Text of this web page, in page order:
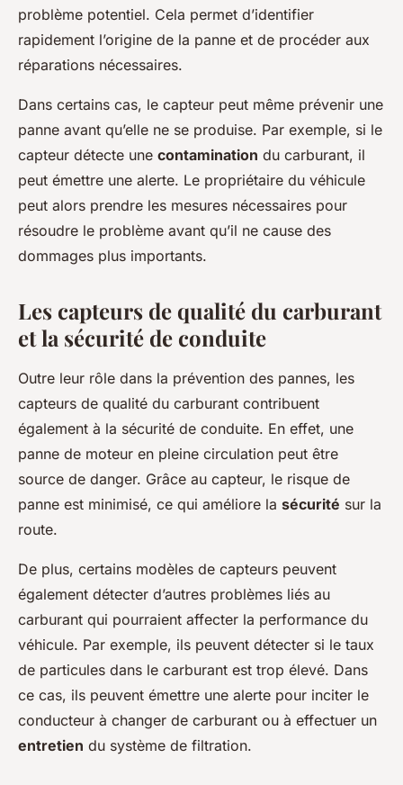
problème potentiel. Cela permet d’identifier
rapidement l’origine de la panne et de procéder aux
réparations nécessaires.
Dans certains cas, le capteur peut même prévenir une
panne avant qu’elle ne se produise. Par exemple, si le
capteur détecte une contamination du carburant, il
peut émettre une alerte. Le propriétaire du véhicule
peut alors prendre les mesures nécessaires pour
résoudre le problème avant qu’il ne cause des
dommages plus importants.
Les capteurs de qualité du carburant
et la sécurité de conduite
Outre leur rôle dans la prévention des pannes, les
capteurs de qualité du carburant contribuent
également à la sécurité de conduite. En effet, une
panne de moteur en pleine circulation peut être
source de danger. Grâce au capteur, le risque de
panne est minimisé, ce qui améliore la sécurité sur la
route.
De plus, certains modèles de capteurs peuvent
également détecter d’autres problèmes liés au
carburant qui pourraient affecter la performance du
véhicule. Par exemple, ils peuvent détecter si le taux
de particules dans le carburant est trop élevé. Dans
ce cas, ils peuvent émettre une alerte pour inciter le
conducteur à changer de carburant ou à effectuer un
entretien du système de filtration.